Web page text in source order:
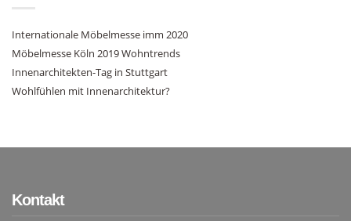
Internationale Möbelmesse imm 2020
Möbelmesse Köln 2019 Wohntrends
Innenarchitekten-Tag in Stuttgart
Wohlfühlen mit Innenarchitektur?
Kontakt